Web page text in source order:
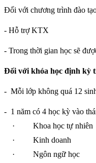
Đối với chương trình đào
- Hỗ trợ KTX
- Trong thời gian học sẽ
Đối với khóa học định kỳ
- Mỗi lớp không quá 12
- 1 năm có 4 học kỳ vào
·
Khoa học tự nhiên
·
Kinh doanh
·
Ngôn ngữ học